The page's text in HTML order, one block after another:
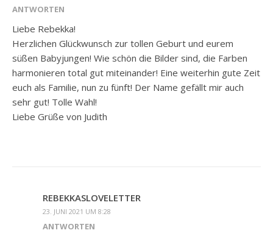
ANTWORTEN
Liebe Rebekka!
Herzlichen Glückwunsch zur tollen Geburt und eurem
süßen Babyjungen! Wie schön die Bilder sind, die Farben
harmonieren total gut miteinander! Eine weiterhin gute Zeit
euch als Familie, nun zu fünft! Der Name gefällt mir auch
sehr gut! Tolle Wahl!
Liebe Grüße von Judith
REBEKKASLOVELETTER
23. JUNI 2021 UM 8:28
ANTWORTEN